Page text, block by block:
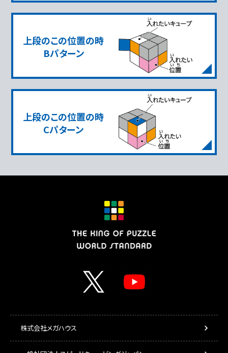
上段のこの位置の時
Bパターン
上段のこの位置の時
Cパターン
株式会社メガハウス